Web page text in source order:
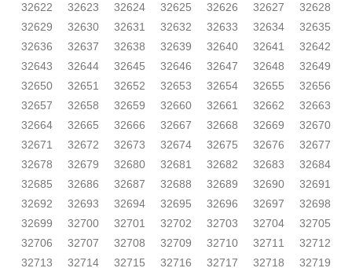
32622
32623 32624 32625 32626 32627
32628
32629
32630 32631 32632 32633 32634
32635
32636
32637 32638 32639 32640 32641
32642
32643
32644 32645 32646 32647 32648
32649
32650
32651 32652 32653 32654 32655
32656
32657
32658 32659 32660 32661 32662
32663
32664
32665 32666 32667 32668 32669
32670
32671
32672 32673 32674 32675 32676
32677
32678
32679 32680 32681 32682 32683
32684
32685
32686 32687 32688 32689 32690
32691
32692
32693 32694 32695 32696 32697
32698
32699
32700 32701 32702 32703 32704
32705
32706
32707 32708 32709 32710 32711
32712
32713
32714 32715 32716 32717 32718
32719